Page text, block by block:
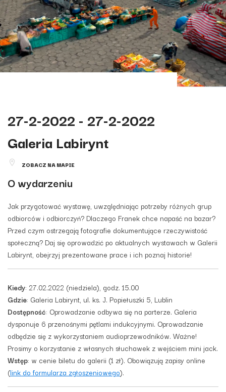
27-2-2022 - 27-2-2022
Galeria Labirynt
ZOBACZ NA MAPIE
O wydarzeniu
Jak przygotować wystawę, uwzględniając potrzeby różnych grup
odbiorców i odbiorczyń? Dlaczego Franek chce napaść na bazar?
Przed czym ostrzegają fotografie dokumentujące rzeczywistość
społeczną? Daj się oprowadzić po aktualnych wystawach w Galerii
Labirynt, obejrzyj prezentowane prace i ich poznaj historie!
Kiedy: 27.02.2022 (niedziela), godz. 15.00
Gdzie: Galeria Labirynt, ul. ks. J. Popiełuszki 5, Lublin
Dostępność: Oprowadzanie odbywa się na parterze. Galeria
dysponuje 6 przenośnymi pętlami indukcyjnymi. Oprowadzanie
odbędzie się z wykorzystaniem audioprzewodników. Ważne!
Prosimy o korzystanie z własnych słuchawek z wejściem mini jack.
Wstęp: w cenie biletu do galerii (1 zł). Obowiązują zapisy online
(link do formularza zgłoszeniowego).